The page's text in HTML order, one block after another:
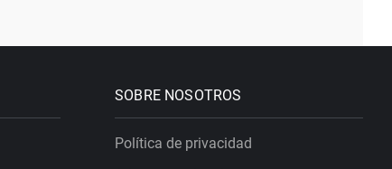
SOBRE NOSOTROS
Política de privacidad